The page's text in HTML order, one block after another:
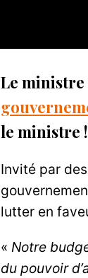
Le ministre
le ministre !
Invité par
lutter en
« Notre
du pouvoir